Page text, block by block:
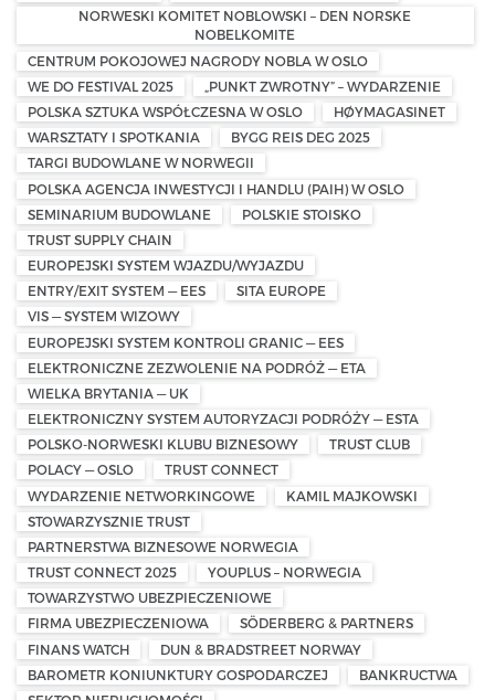
NORWESKI KOMITET NOBLOWSKI – DEN NORSKE
NOBELKOMITE
CENTRUM POKOJOWEJ NAGRODY NOBLA W OSLO
WE DO FESTIVAL 2025
„PUNKT ZWROTNY” – WYDARZENIE
POLSKA SZTUKA WSPÓŁCZESNA W OSLO
HØYMAGASINET
WARSZTATY I SPOTKANIA
BYGG REIS DEG 2025
TARGI BUDOWLANE W NORWEGII
POLSKA AGENCJA INWESTYCJI I HANDLU (PAIH) W OSLO
SEMINARIUM BUDOWLANE
POLSKIE STOISKO
TRUST SUPPLY CHAIN
EUROPEJSKI SYSTEM WJAZDU/WYJAZDU
ENTRY/EXIT SYSTEM — EES
SITA EUROPE
VIS — SYSTEM WIZOWY
EUROPEJSKI SYSTEM KONTROLI GRANIC — EES
ELEKTRONICZNE ZEZWOLENIE NA PODRÓŻ — ETA
WIELKA BRYTANIA — UK
ELEKTRONICZNY SYSTEM AUTORYZACJI PODRÓŻY — ESTA
POLSKO-NORWESKI KLUBU BIZNESOWY
TRUST CLUB
POLACY — OSLO
TRUST CONNECT
WYDARZENIE NETWORKINGOWE
KAMIL MAJKOWSKI
STOWARZYSZNIE TRUST
PARTNERSTWA BIZNESOWE NORWEGIA
TRUST CONNECT 2025
YOUPLUS – NORWEGIA
TOWARZYSTWO UBEZPIECZENIOWE
FIRMA UBEZPIECZENIOWA
SÖDERBERG & PARTNERS
FINANS WATCH
DUN & BRADSTREET NORWAY
BAROMETR KONIUNKTURY GOSPODARCZEJ
BANKRUCTWA